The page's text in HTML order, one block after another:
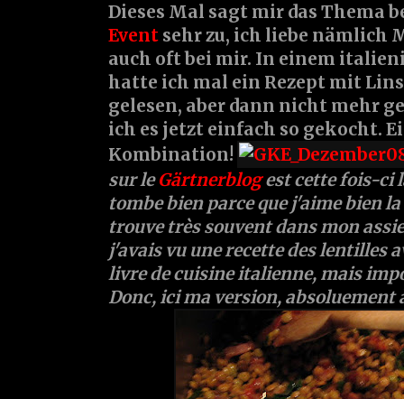
Dieses Mal sagt mir das Thema
Event sehr zu, ich liebe nämlich
auch oft bei mir. In einem
hatte ich mal ein Rezept mit
gelesen, aber dann nicht mehr
ich es jetzt einfach so gekocht.
Kombination!
sur leGärtnerblogest cette fois-ci
tombe bien parce que j'aime bien
trouve très souvent dans mon
j'avais vu une recette des lentilles
livre de cuisine italienne, mais
Donc, ici ma version, absoluement